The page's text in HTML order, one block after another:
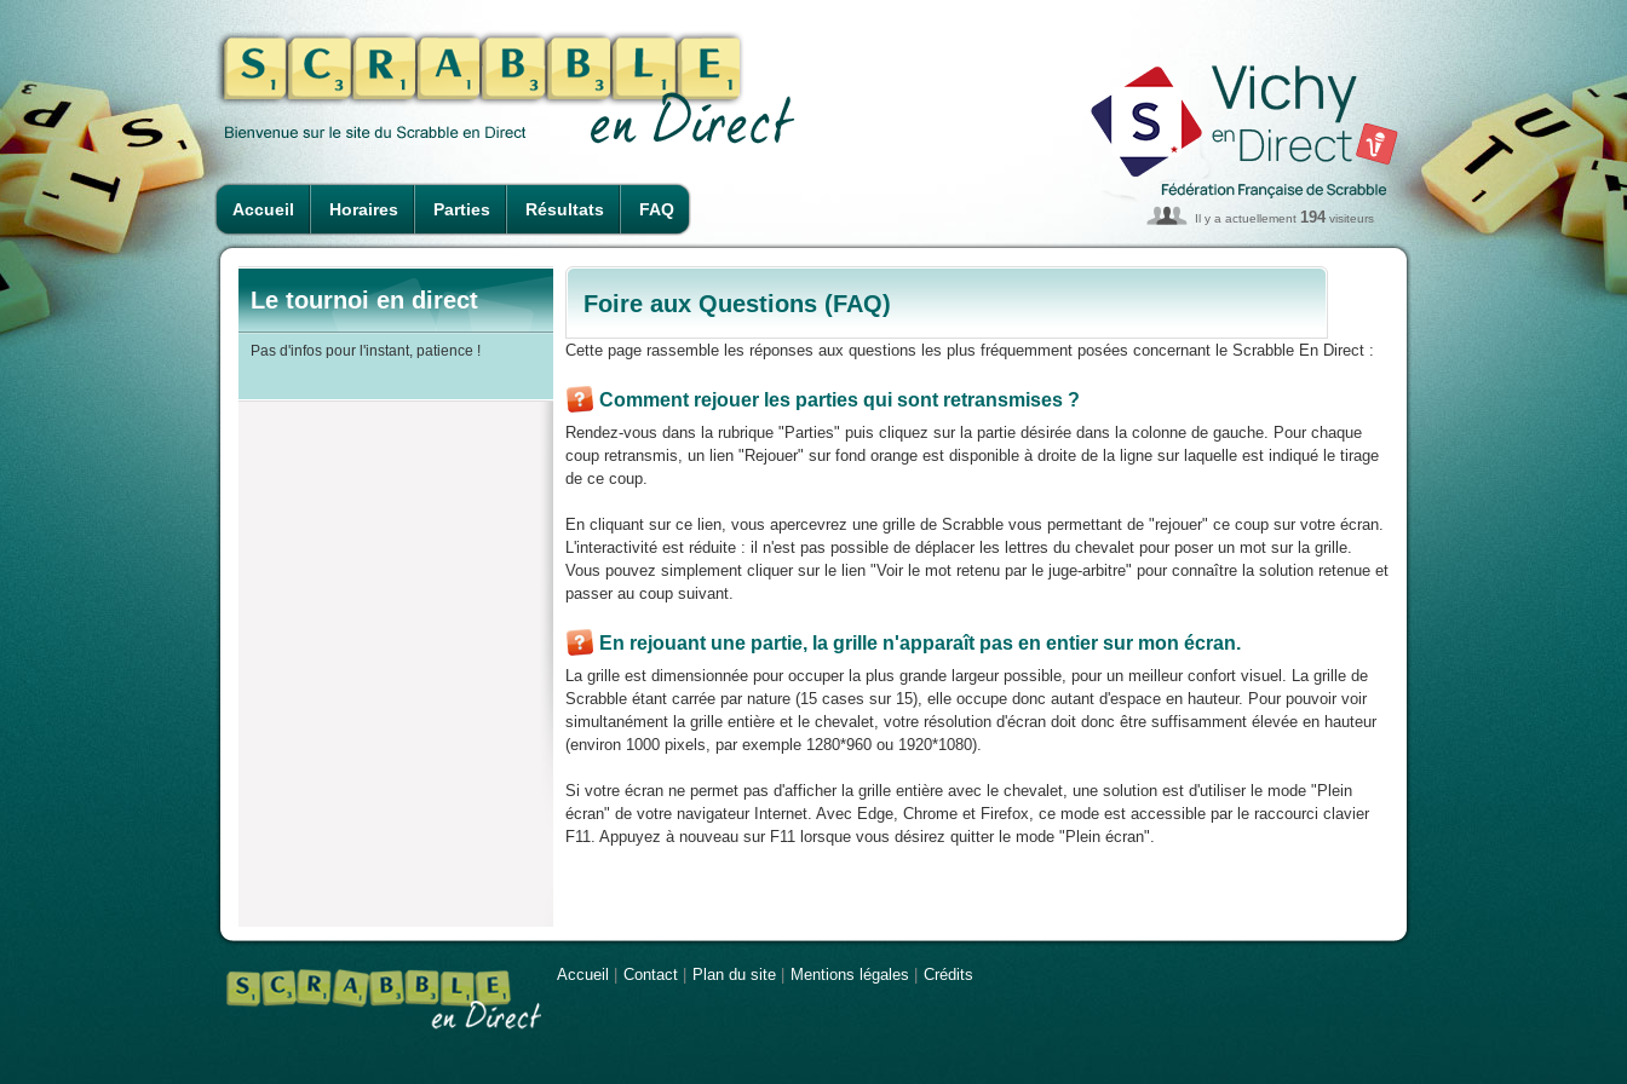
Accueil Horaires Parties Résultats FAQ Il y a actuellement 194 visiteurs
Le tournoi en direct
Pas d'infos pour l'instant, patience !
Foire aux Questions (FAQ)
Cette page rassemble les réponses aux questions les plus fréquemment posées concernant le Scrabble En Direct :
Comment rejouer les parties qui sont retransmises ?
Rendez-vous dans la rubrique "Parties" puis cliquez sur la partie désirée dans la colonne de gauche. Pour chaque
coup retransmis, un lien "Rejouer" sur fond orange est disponible à droite de la ligne sur laquelle est indiqué le tirage
de ce coup.
En cliquant sur ce lien, vous apercevrez une grille de Scrabble vous permettant de "rejouer" ce coup sur votre écran.
L'interactivité est réduite : il n'est pas possible de déplacer les lettres du chevalet pour poser un mot sur la grille.
Vous pouvez simplement cliquer sur le lien "Voir le mot retenu par le juge-arbitre" pour connaître la solution retenue et
passer au coup suivant.
En rejouant une partie, la grille n'apparaît pas en entier sur mon écran.
La grille est dimensionnée pour occuper la plus grande largeur possible, pour un meilleur confort visuel. La grille de
Scrabble étant carrée par nature (15 cases sur 15), elle occupe donc autant d'espace en hauteur. Pour pouvoir voir
simultanément la grille entière et le chevalet, votre résolution d'écran doit donc être suffisamment élevée en hauteur
(environ 1000 pixels, par exemple 1280*960 ou 1920*1080).
Si votre écran ne permet pas d'afficher la grille entière avec le chevalet, une solution est d'utiliser le mode "Plein
écran" de votre navigateur Internet. Avec Edge, Chrome et Firefox, ce mode est accessible par le raccourci clavier
F11. Appuyez à nouveau sur F11 lorsque vous désirez quitter le mode "Plein écran".
Accueil Contact Plan du site Mentions légales Crédits